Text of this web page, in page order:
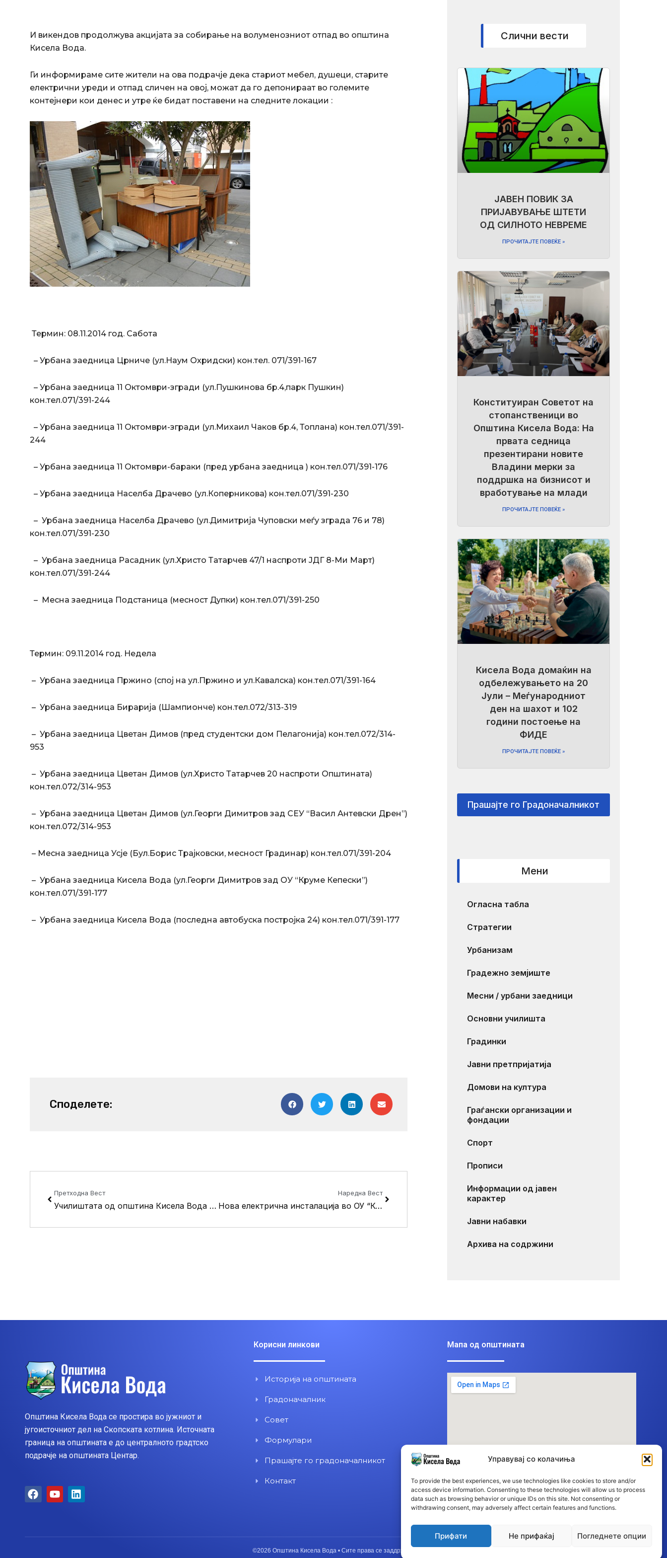
Управувај со колачиња
To provide the best experiences, we use technologies like cookies to store and/or
access device information. Consenting to these technologies will allow us to process
data such as browsing behavior or unique IDs on this site. Not consenting or
withdrawing consent, may adversely affect certain features and functions.
Прифати Не прифаќај Погледнете опции
И викендов продолжува акцијата за собирање на волуменозниот отпад во општина
Кисела Вода.
Ги информираме сите жители на ова подрачје дека стариот мебел, душеци, старите
електрични уреди и отпад сличен на овој, можат да го депонираат во големите
контејнери кои денес и утре ќе бидат поставени на следните локации :
Термин: 08.11.2014 год. Сабота
– Урбана заедница Црниче (ул.Наум Охридски) кон.тел. 071/391-167
– Урбана заедница 11 Октомври-згради (ул.Пушкинова бр.4,парк Пушкин)
кон.тел.071/391-244
– Урбана заедница 11 Октомври-згради (ул.Михаил Чаков бр.4, Топлана) кон.тел.071/391-
244
– Урбана заедница 11 Октомври-бараки (пред урбана заедница ) кон.тел.071/391-176
– Урбана заедница Населба Драчево (ул.Коперникова) кон.тел.071/391-230
– Урбана заедница Населба Драчево (ул.Димитрија Чуповски меѓу зграда 76 и 78)
кон.тел.071/391-230
– Урбана заедница Расадник (ул.Христо Татарчев 47/1 наспроти ЈДГ 8-Ми Март)
кон.тел.071/391-244
– Месна заедница Подстаница (месност Дупки) кон.тел.071/391-250
Термин: 09.11.2014 год. Недела
– Урбана заедница Пржино (спој на ул.Пржино и ул.Кавалска) кон.тел.071/391-164
– Урбана заедница Бирарија (Шампионче) кон.тел.072/313-319
– Урбана заедница Цветан Димов (пред студентски дом Пелагонија) кон.тел.072/314-
953
– Урбана заедница Цветан Димов (ул.Христо Татарчев 20 наспроти Општината)
кон.тел.072/314-953
– Урбана заедница Цветан Димов (ул.Георги Димитров зад СЕУ “Васил Антевски Дрен”)
кон.тел.072/314-953
– Месна заедница Усје (Бул.Борис Трајковски, месност Градинар) кон.тел.071/391-204
– Урбана заедница Кисела Вода (ул.Георги Димитров зад ОУ “Круме Кепески”)
кон.тел.071/391-177
– Урбана заедница Кисела Вода (последна автобуска постројка 24) кон.тел.071/391-177
Споделете:
Претходна Вест
Училиштата од општина Кисела Вода го одбележаа месецот на книгата
Наредна Вест
Нова електрична инсталација во ОУ “Кузман Шапкарев”-населба Драчево
Слични вести
ЈАВЕН ПОВИК ЗА
ПРИЈАВУВАЊЕ ШТЕТИ
ОД СИЛНОТО НЕВРЕМЕ
ПРОЧИТАЈТЕ ПОВЕЌЕ »
Конституиран Советот на
стопанственици во
Општина Кисела Вода: На
првата седница
презентирани новите
Владини мерки за
поддршка на бизнисот и
вработување на млади
ПРОЧИТАЈТЕ ПОВЕЌЕ »
Кисела Вода домаќин на
одбележувањето на 20
Јули – Меѓународниот
ден на шахот и 102
години постоење на
ФИДЕ
ПРОЧИТАЈТЕ ПОВЕЌЕ »
Прашајте го Градоначалникот
Мени
Огласна табла
Стратегии
Урбанизам
Градежно земјиште
Месни / урбани заедници
Основни училишта
Градинки
Јавни претпријатија
Домови на култура
Граѓански организации и
фондации
Спорт
Прописи
Информации од јавен
карактер
Јавни набавки
Архива на содржини
Општина Кисела Вода се простира во јужниот и
југоисточниот дел на Скопската котлина. Источната
граница на општината е до централното градтско
подрачје на општината Центар.
F
a
Y
o
L
i
Корисни линкови
Историја на општината
Градоначалник
Совет
Формулари
Прашајте го градоначалникот
Контакт
Мапа од општината
©2026 Општина Кисела Вода • Сите права се заддржани